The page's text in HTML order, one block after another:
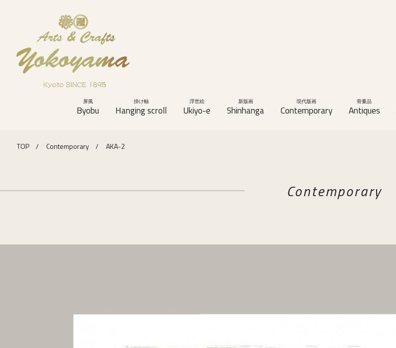
屏風
Byobu
掛け軸
Hanging scroll
浮世絵
Ukiyo-e
新版画
Shinhanga
現代版画
Contemporary
骨董品
Antiques
TOP Contemporary AKA-2
Contemporary